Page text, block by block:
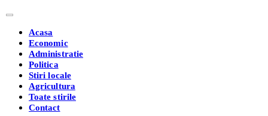
Acasa
Economic
Administratie
Politica
Stiri locale
Agricultura
Toate stirile
Contact